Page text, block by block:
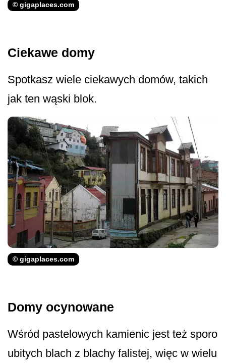
© gigaplaces.com
Ciekawe domy
Spotkasz wiele ciekawych domów, takich
jak ten wąski blok.
© gigaplaces.com
Domy ocynowane
Wśród pastelowych kamienic jest też sporo
ubitych blach z blachy falistej, więc w wielu